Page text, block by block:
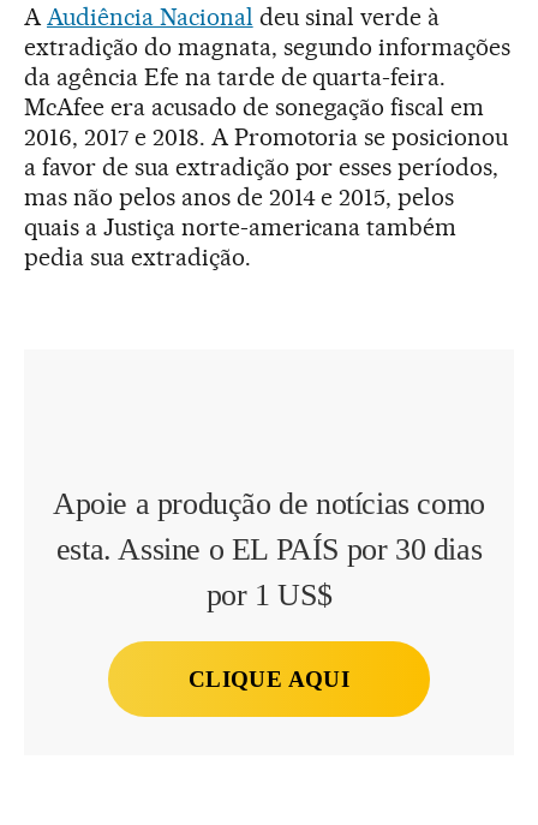
AAudiência Nacional deu sinal verde à
extradição do magnata, segundo informações
da agência Efe na tarde de quarta-feira.
McAfee era acusado de sonegação fiscal em
2016, 2017 e 2018. A Promotoria se posicionou
a favor de sua extradição por esses períodos,
mas não pelos anos de 2014 e 2015, pelos
quais a Justiça norte-americana também
pedia sua extradição.
Apoie a produção de notícias como
esta. Assine o EL PAÍS por 30 dias
por 1 US$
CLIQUE AQUI